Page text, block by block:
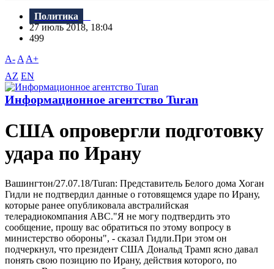
Политика
27 июль 2018, 18:04
499
A- A A+
AZ EN
Информационное агентство Turan
США опровергли подготовку
удара по Ирану
Bашингтон/27.07.18/Turan: Представитель Белого дома Хоган
Гидли не подтвердил данные о готовящемся ударе по Ирану,
которые ранее опубликовала австралийская
телерадиокомпания ABC."Я не могу подтвердить это
сообщение, прошу вас обратиться по этому вопросу в
министерство обороны", - сказал Гидли.При этом он
подчеркнул, что президент США Дональд Трамп ясно давал
понять свою позицию по Ирану, действия которого, по